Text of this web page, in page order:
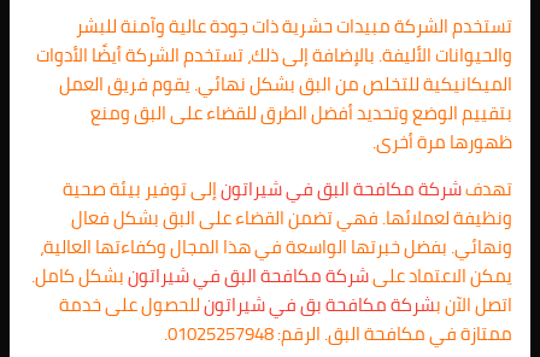
تستخدم الشركة مبيدات حشرية ذات جودة عالية وآمنة للبشر
والحيوانات الأليفة. بالإضافة إلى ذلك، تستخدم الشركة أيضًا الأدوات
الميكانيكية للتخلص من البق بشكل نهائي. يقوم فريق العمل
بتقييم الوضع وتحديد أفضل الطرق للقضاء على البق ومنع
ظهورها مرة أخرى.
تهدفشركة مكافحة البق في شيراتونإلى توفير بيئة صحية
ونظيفة لعملائها. فهي تضمن القضاء على البق بشكل فعال
ونهائي. بفضل خبرتها الواسعة في هذا المجال وكفاءتها العالية،
يمكن الاعتماد علىشركة مكافحة البق في شيراتونبشكل كامل.
اتصل الآن بشركة مكافحة بق في شيراتونللحصول على خدمة
ممتازة في مكافحة البق. الرقم: 01025257948.